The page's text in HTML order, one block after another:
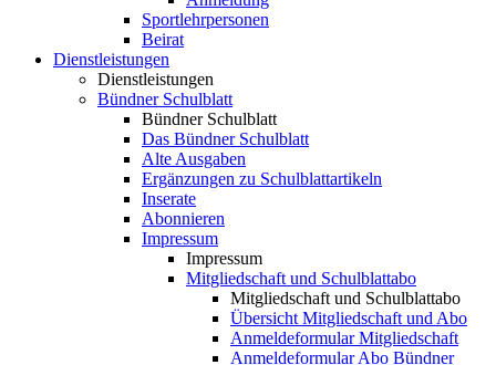
Sportlehrpersonen
Beirat
Dienstleistungen
Dienstleistungen
Bündner Schulblatt
Bündner Schulblatt
Das Bündner Schulblatt
Alte Ausgaben
Ergänzungen zu Schulblattartikeln
Inserate
Abonnieren
Impressum
Impressum
Mitgliedschaft und Schulblattabo
Mitgliedschaft und Schulblattabo
Übersicht Mitgliedschaft und Abo
Anmeldeformular Mitgliedschaft
Anmeldeformular Abo Bündner